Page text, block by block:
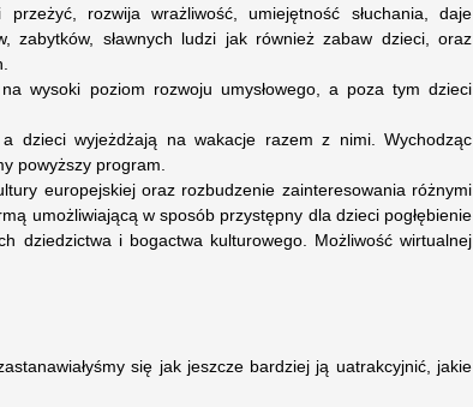
rozwija wrażliwość, umiejętność słuchania, daje
zabytków, sławnych ludzi jak również zabaw dzieci, oraz
wysoki poziom rozwoju umysłowego, a poza tym dzieci
dzieci wyjeżdżają na wakacje razem z nimi. Wychodząc
powyższy program.
europejskiej oraz rozbudzenie zainteresowania różnymi
umożliwiającą w sposób przystępny dla dzieci pogłębienie
dziedzictwa i bogactwa kulturowego. Możliwość wirtualnej
się jak jeszcze bardziej ją uatrakcyjnić, jakie